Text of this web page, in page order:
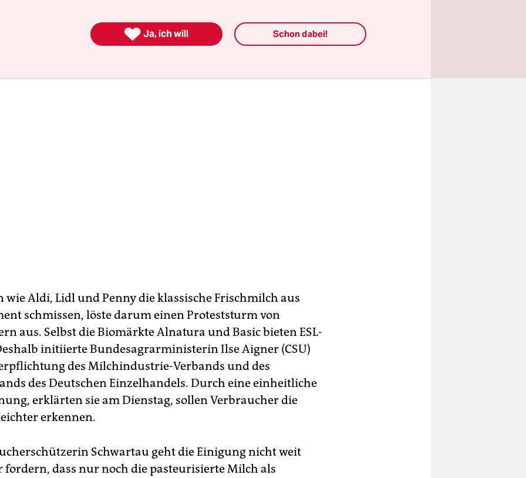
fünf bis sieben Tage. Viele Kunden klagen jedoch, dass
einen Kochgeschmack habe. Auch enthält sie weniger
wie Aldi, Lidl und Penny die klassische Frischmilch aus
schmissen, löste darum einen Proteststurm von
aus. Selbst die Biomärkte Alnatura und Basic bieten ESL-
initiierte Bundesagrarministerin Ilse Aigner (CSU)
des Milchindustrie-Verbands und des
des Deutschen Einzelhandels. Durch eine einheitliche
erklärten sie am Dienstag, sollen Verbraucher die
erkennen.
Schwartau geht die Einigung nicht weit
fordern, dass nur noch die pasteurisierte Milch als
 Ja, ich will Schon dabei!